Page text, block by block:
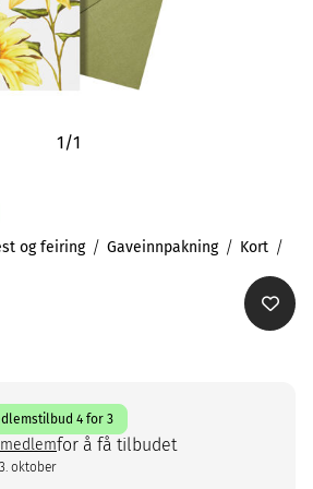
1/1
og feiring Gaveinnpakning Kort
4 for 3
for å få tilbudet
oktober